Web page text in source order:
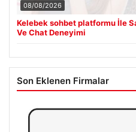
08/08/2026
Kelebek sohbet platformu İle
Ve Chat Deneyimi
Son Eklenen Firmalar